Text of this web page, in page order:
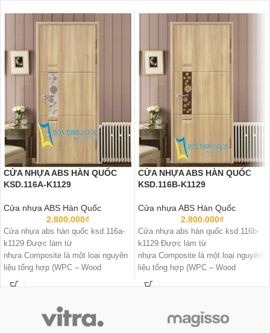
CỬA NHỰA ABS HÀN QUỐC
KSD.116A-K1129
Cửa nhựa ABS Hàn Quốc
2.800.000₫
Cửa nhựa abs hàn quốc ksd.116a-
k1129 Được làm từ
nhựa Composite là một loại nguyên
liệu tổng hợp (WPC – Wood
CỬA NHỰA ABS HÀN QUỐC
KSD.116B-K1129
Cửa nhựa ABS Hàn Quốc
2.800.000₫
Cửa nhựa abs hàn quốc ksd.116b-
k1129 Được làm từ
nhựa Composite là một loại nguyên
liệu tổng hợp (WPC – Wood